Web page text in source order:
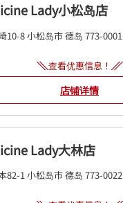
Lady小松岛店
10-8小松岛市德岛 773-0001
查看优惠信息！
店铺详情
Lady大林店
82-1小松岛市德岛 773-0022